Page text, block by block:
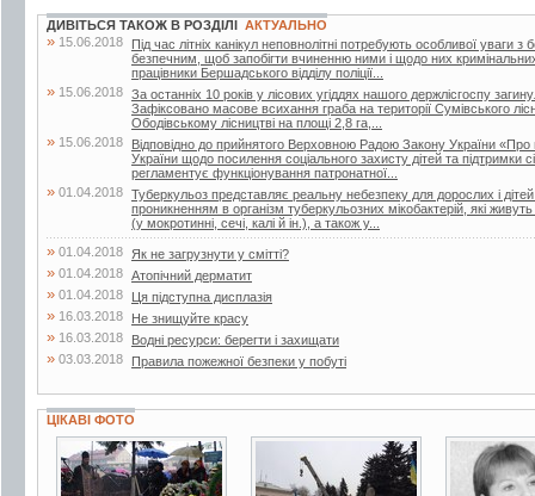
ДИВІТЬСЯ ТАКОЖ В РОЗДІЛІ АКТУАЛЬНО
» 15.06.2018
Під час літніх канікул неповнолітні потребують особливої уваги
безпечним, щоб запобігти вчиненню ними і щодо них
працівники Бершадського відділу поліції...
» 15.06.2018 За останніх 10 років у лісових угіддях нашого держлісгоспу
Зафіксовано масове всихання граба на території Сумівського
Ободівському лісництві на площі 2,8 га,...
» 15.06.2018
Відповідно до прийнятого Верховною Радою Закону України «Про
України щодо посилення соціального захисту дітей та підтримки
регламентує функціонування патронатної...
» 01.04.2018 Туберкульоз представляє реальну небезпеку для дорослих і
проникненням в організм туберкульозних мікобактерій, які
(у мокротинні, сечі, калі й ін.), а також у...
» 01.04.2018 Як не загрузнути у смітті?
» 01.04.2018 Атопічний дерматит
» 01.04.2018 Ця підступна дисплазія
» 16.03.2018 Не знищуйте красу
» 16.03.2018 Водні ресурси: берегти і захищати
» 03.03.2018 Правила пожежної безпеки у побуті
ЦІКАВІ ФОТО
10 фото 3 фото